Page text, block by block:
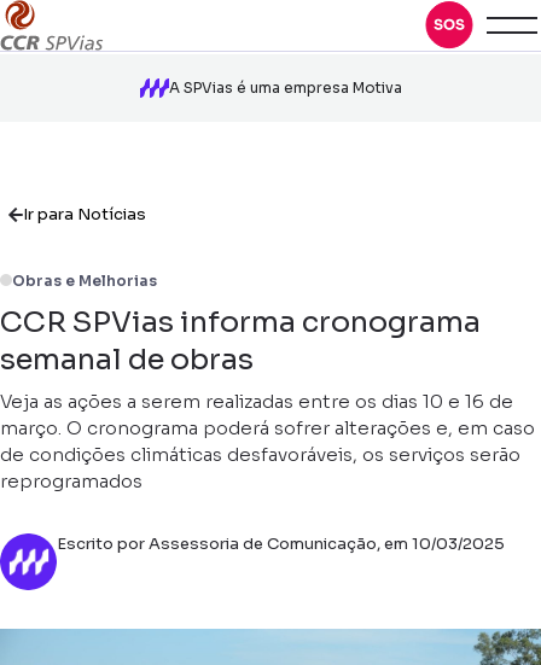
A SPVias é uma empresa Motiva
Ir para Notícias
Obras e Melhorias
CCR SPVias informa cronograma
semanal de obras
Veja as ações a serem realizadas entre os dias 10 e 16 de
março. O cronograma poderá sofrer alterações e, em caso
de condições climáticas desfavoráveis, os serviços serão
reprogramados
Escrito por Assessoria de Comunicação, em 10/03/2025